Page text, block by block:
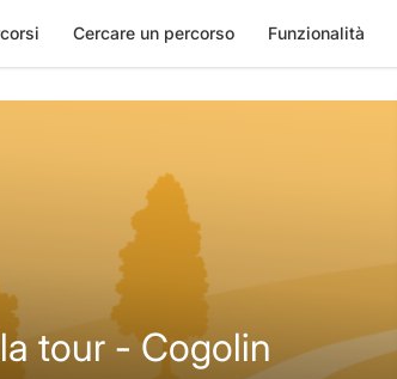
Cercare un percorso Funzionalità
tour - Cogolin